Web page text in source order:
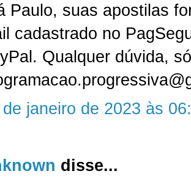
Paulo, suas apostilas
cadastrado no
Qualquer dúvida,
de janeiro de 2023 às
disse...